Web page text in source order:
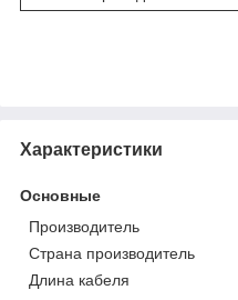
Характеристики
Основные
Производитель
Страна производитель
Длина кабеля